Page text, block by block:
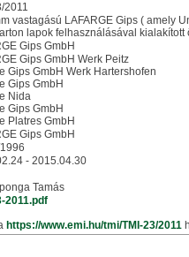
2011
vastagású LAFARGE Gips ( amely
lapok felhasználásával
Gips GmbH
Gips GmbH Werk Peitz
Gips GmbH Werk Hartershofen
Gips GmbH
Nida
Gips GmbH
Platres GmbH
Gips GmbH
- 2015.04.30
Tamás
2011.pdf
https://www.emi.hu/tmi/TMI-23/2011